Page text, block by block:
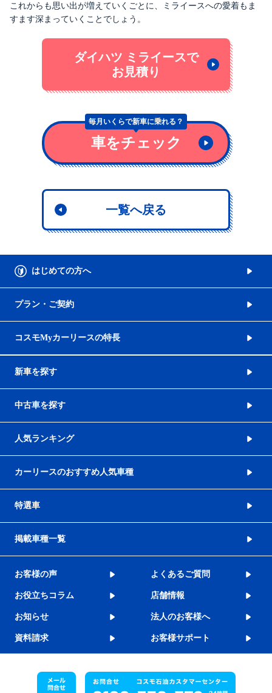
これからも思い出が増えていくごとに、ミライースへの愛着もま
すます深まっていくことでしょう。
ダイハツ ミライースで
お見積り
毎月いくらで新車に乗れる？
車をチェック
一覧へ戻る
はじめての方へ
プラン・ご契約
コスモMyカーリースの特長
新車を探す
中古車を探す
人気ランキング
カーリースのおすすめ人気車種
特選車
掲載車種一覧
お客様の声 よくあるご質問
お役立ちコラム 店舗情報
お知らせ 法人のお客様へ
資料請求 お客様サポート